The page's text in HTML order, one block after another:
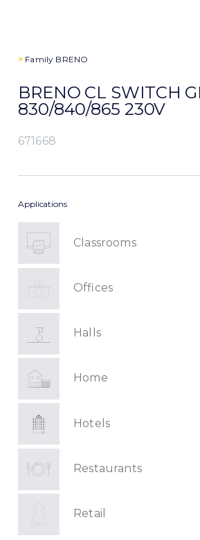
> Family BRENO
BRENO CL SWITCH
830/840/865 230V
671668
Applications
Classrooms
Offices
Halls
Home
Hotels
Restaurants
Retail